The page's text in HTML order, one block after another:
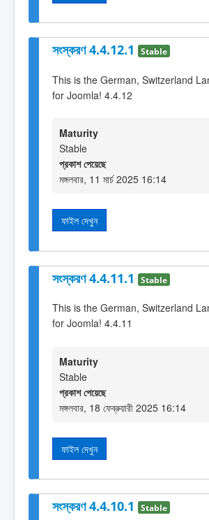
সংস্করণ 4.4.12.1 Stable
This is the German, Switzerland
for Joomla! 4.4.12
Maturity
Stable
প্রকাশ পেয়েছে
মঙ্গলবার, 11 মার্চ 2025 16:14
ফাইল দেখুন
সংস্করণ 4.4.11.1 Stable
This is the German, Switzerland
for Joomla! 4.4.11
Maturity
Stable
প্রকাশ পেয়েছে
মঙ্গলবার, 18 ফেব্রুয়ারী 2025 16:14
ফাইল দেখুন
সংস্করণ 4.4.10.1 Stable